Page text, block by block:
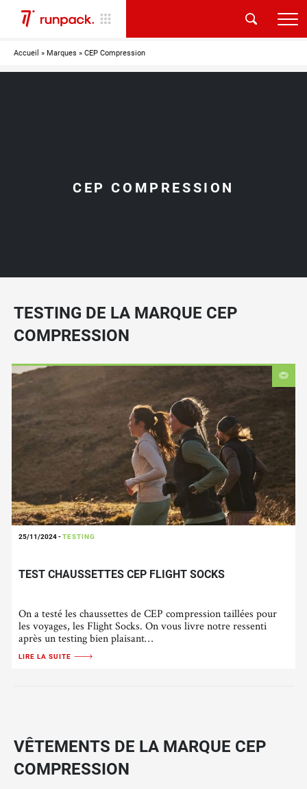
Accueil » Marques » CEP Compression
CEP COMPRESSION
TESTING DE LA MARQUE CEP
COMPRESSION
25/11/2024-TESTING
TEST CHAUSSETTES CEP FLIGHT SOCKS
On a testé les chaussettes de CEP compression taillées pour
les voyages, les Flight Socks. On vous livre notre ressenti
après un testing bien plaisant…
LIRE LA SUITE
VÊTEMENTS DE LA MARQUE CEP
COMPRESSION